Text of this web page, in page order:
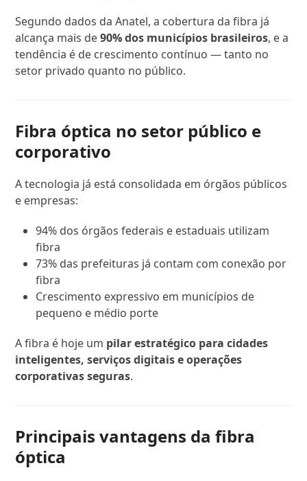
Segundo dados da Anatel, a cobertura da fibra já
alcança mais de90% dos municípios brasileiros, e a
tendência é de crescimento contínuo — tanto no
setor privado quanto no público.
Fibra óptica no setor público e
corporativo
A tecnologia já está consolidada em órgãos públicos
e empresas:
94% dos órgãos federais e estaduais utilizam
fibra
73% das prefeituras já contam com conexão por
fibra
Crescimento expressivo em municípios de
pequeno e médio porte
A fibra é hoje um pilar estratégico para cidades
inteligentes, serviços digitais e operações
corporativas seguras.
Principais vantagens da fibra
óptica